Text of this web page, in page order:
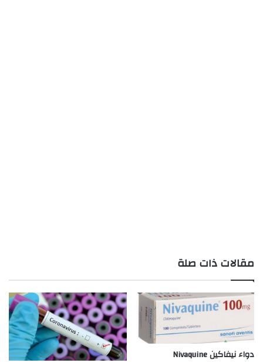
مقالات ذات صلة
دواء نيفاكين Nivaquine